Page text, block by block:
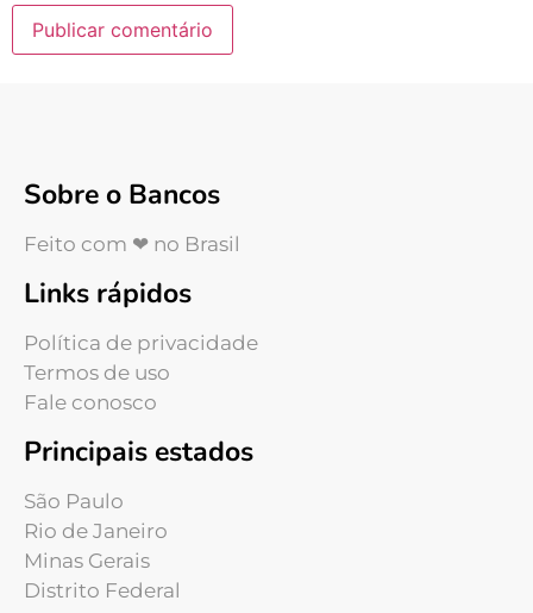
Sobre o Bancos
Feito com ❤ no Brasil
Links rápidos
Política de privacidade
Termos de uso
Fale conosco
Principais estados
São Paulo
Rio de Janeiro
Minas Gerais
Distrito Federal